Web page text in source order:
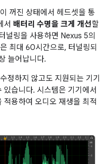
꺼진 상태에서 헤드셋을 통
서 배터리 수명을 크게 개선할
널링을 사용하면 Nexus 5의
최대 60시간으로, 터널링되
늘어납니다.
정하지 않고도 지원되는 기기
습니다. 시스템은 기기에서
용하여 오디오 재생을 최적